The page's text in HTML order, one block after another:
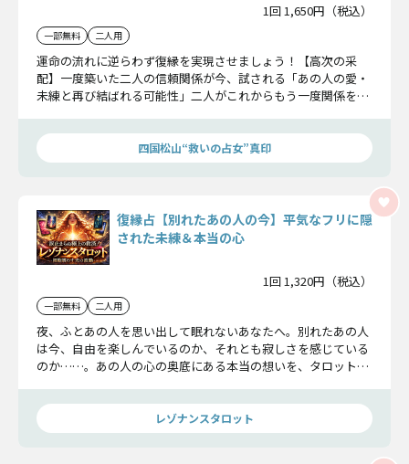
1回 1,650円（税込）
一部無料 二人用
運命の流れに逆らわず復縁を実現させましょう！【高次の采
配】一度築いた二人の信頼関係が今、試される「あの人の愛・
未練と再び結ばれる可能性」二人がこれからもう一度関係を築
四国松山“救いの占女”真印
復縁占【別れたあの人の今】平気なフリに隠
された未練＆本当の心
1回 1,320円（税込）
一部無料 二人用
夜、ふとあの人を思い出して眠れないあなたへ。別れたあの人
は今、自由を楽しんでいるのか、それとも寂しさを感じている
のか……。あの人の心の奥底にある本当の想いを、タロットで
レゾナンスタロット